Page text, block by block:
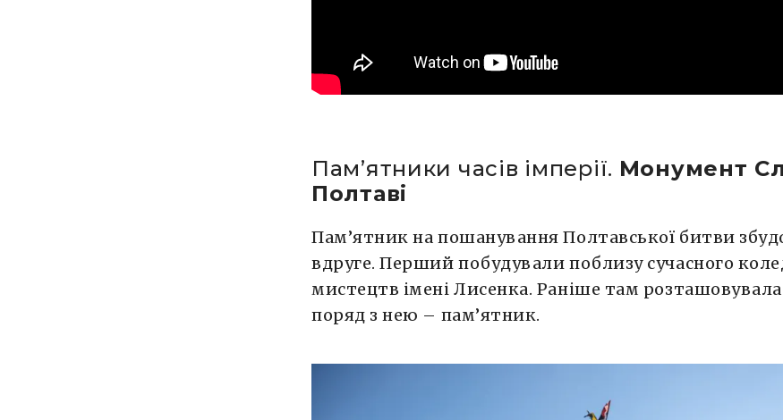
Памʼятники часів імперії. Монумент
Полтаві
Пам’ятник на пошанування Полтавської битви
вдруге. Перший побудували поблизу сучасного
мистецтв імені Лисенка. Раніше там
поряд з нею – пам’ятник.